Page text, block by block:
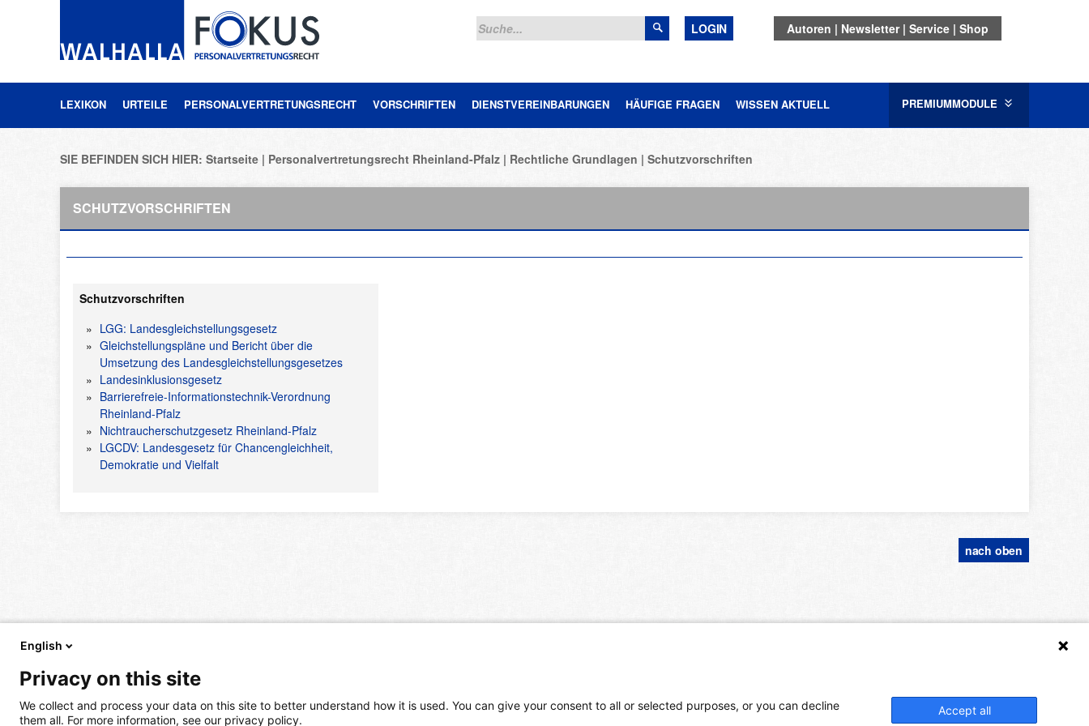
LOGIN Autoren Newsletter Service Shop
LEXIKON URTEILE PERSONALVERTRETUNGSRECHT VORSCHRIFTEN DIENSTVEREINBARUNGEN HÄUFIGE FRAGEN WISSEN AKTUELL PREMIUMMODULE
SIE BEFINDEN SICH HIER: Startseite Personalvertretungsrecht Rheinland-Pfalz Rechtliche Grundlagen Schutzvorschriften
SCHUTZVORSCHRIFTEN
Schutzvorschriften
LGG: Landesgleichstellungsgesetz
Gleichstellungspläne und Bericht über die
Umsetzung des Landesgleichstellungsgesetzes
Landesinklusionsgesetz
Barrierefreie-Informationstechnik-Verordnung
Rheinland-Pfalz
Nichtraucherschutzgesetz Rheinland-Pfalz
LGCDV: Landesgesetz für Chancengleichheit,
Demokratie und Vielfalt
nach oben
English
Privacy on this site
We collect and process your data on this site to better understand how it is used. You can give your consent to all or selected purposes, or you can decline
them all. For more information, see our privacy policy.
Accept all